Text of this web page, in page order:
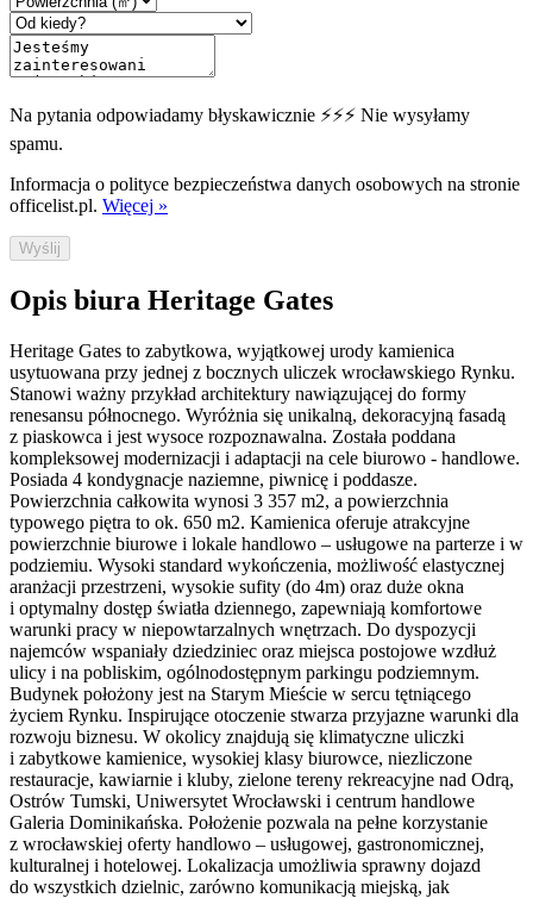
Na pytania odpowiadamy błyskawicznie ⚡⚡⚡ Nie wysyłamy
spamu.
Informacja o polityce bezpieczeństwa danych osobowych na stronie
officelist.pl. Więcej »
Wyślij
Opis biura Heritage Gates
Heritage Gates to zabytkowa, wyjątkowej urody kamienica
usytuowana przy jednej z bocznych uliczek wrocławskiego Rynku.
Stanowi ważny przykład architektury nawiązującej do formy
renesansu północnego. Wyróżnia się unikalną, dekoracyjną fasadą
z piaskowca i jest wysoce rozpoznawalna. Została poddana
kompleksowej modernizacji i adaptacji na cele biurowo - handlowe.
Posiada 4 kondygnacje naziemne, piwnicę i poddasze.
Powierzchnia całkowita wynosi 3 357 m2, a powierzchnia
typowego piętra to ok. 650 m2. Kamienica oferuje atrakcyjne
powierzchnie biurowe i lokale handlowo – usługowe na parterze i w
podziemiu. Wysoki standard wykończenia, możliwość elastycznej
aranżacji przestrzeni, wysokie sufity (do 4m) oraz duże okna
i optymalny dostęp światła dziennego, zapewniają komfortowe
warunki pracy w niepowtarzalnych wnętrzach. Do dyspozycji
najemców wspaniały dziedziniec oraz miejsca postojowe wzdłuż
ulicy i na pobliskim, ogólnodostępnym parkingu podziemnym.
Budynek położony jest na Starym Mieście w sercu tętniącego
życiem Rynku. Inspirujące otoczenie stwarza przyjazne warunki dla
rozwoju biznesu. W okolicy znajdują się klimatyczne uliczki
i zabytkowe kamienice, wysokiej klasy biurowce, niezliczone
restauracje, kawiarnie i kluby, zielone tereny rekreacyjne nad Odrą,
Ostrów Tumski, Uniwersytet Wrocławski i centrum handlowe
Galeria Dominikańska. Położenie pozwala na pełne korzystanie
z wrocławskiej oferty handlowo – usługowej, gastronomicznej,
kulturalnej i hotelowej. Lokalizacja umożliwia sprawny dojazd
do wszystkich dzielnic, zarówno komunikacją miejską, jak